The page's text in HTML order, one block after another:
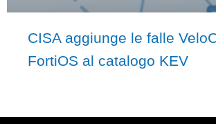
CISA aggiunge le falle
FortiOS al catalogo KEV